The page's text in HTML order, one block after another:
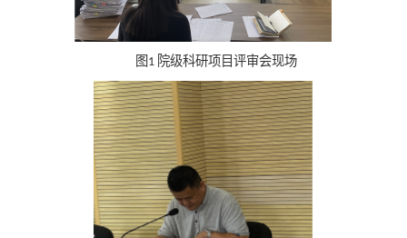
图 1 院级科研项目评审会现场